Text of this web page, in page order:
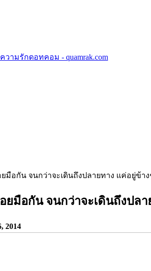
ความรักดอทคอม - quamrak.com
มือกัน จนกว่าจะเดินถึงปลายทาง แค่อยู่ข้า
มือกัน จนกว่าจะเดินถึงปล
2014